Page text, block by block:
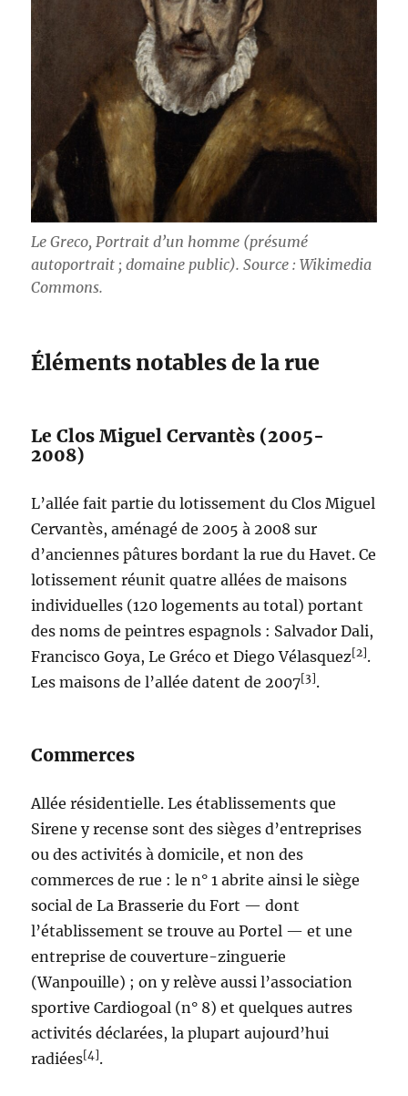
Le Greco, Portrait d’un homme (présumé
autoportrait ; domaine public). Source : Wikimedia
Commons.
Éléments notables de la rue
Le Clos Miguel Cervantès (2005-
2008)
L’allée fait partie du lotissement du Clos Miguel
Cervantès, aménagé de 2005 à 2008 sur
d’anciennes pâtures bordant la rue du Havet. Ce
lotissement réunit quatre allées de maisons
individuelles (120 logements au total) portant
des noms de peintres espagnols : Salvador Dali,
Francisco Goya, Le Gréco et Diego Vélasquez[2].
Les maisons de l’allée datent de 2007[3].
Commerces
Allée résidentielle. Les établissements que
Sirene y recense sont des sièges d’entreprises
ou des activités à domicile, et non des
commerces de rue : le n° 1 abrite ainsi le siège
social de La Brasserie du Fort — dont
l’établissement se trouve au Portel — et une
entreprise de couverture-zinguerie
(Wanpouille) ; on y relève aussi l’association
sportive Cardiogoal (n° 8) et quelques autres
activités déclarées, la plupart aujourd’hui
radiées[4].